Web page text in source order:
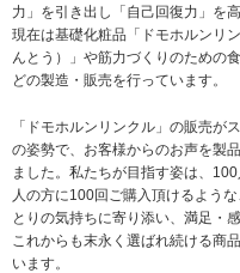
力」を引き出し「自己回復力」を
現在は基礎化粧品「ドモホルンリ
んとう）」や筋力づくりのための
どの製造・販売を行っています。
「ドモホルンリンクル」の販売が
の姿勢で、お客様からのお声を製
ました。私たちが目指す姿は、
人の方に100回ご購入頂けるよう
とりの気持ちに寄り添い、満足・
これからも末永く選ばれ続ける商
います。